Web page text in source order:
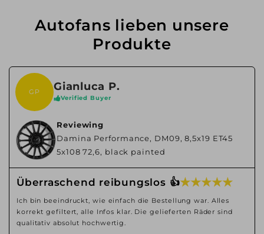
Autofans lieben unsere
Produkte
GP Gianluca P.
Verified Buyer
Reviewing
Damina Performance, DM09, 8,5x19 ET45
5x108 72,6, black painted
Überraschend reibungslos 👍★ ★ ★ ★ ★
Ich bin beeindruckt, wie einfach die Bestellung war. Alles
korrekt gefiltert, alle Infos klar. Die gelieferten Räder sind
qualitativ absolut hochwertig.